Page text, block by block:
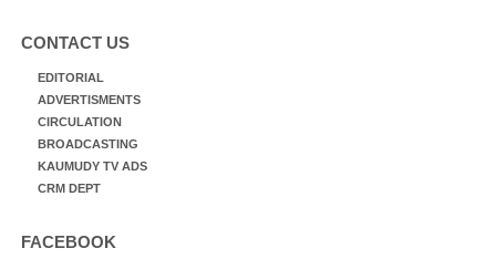
CONTACT US
EDITORIAL
ADVERTISMENTS
CIRCULATION
BROADCASTING
KAUMUDY TV ADS
CRM DEPT
FACEBOOK